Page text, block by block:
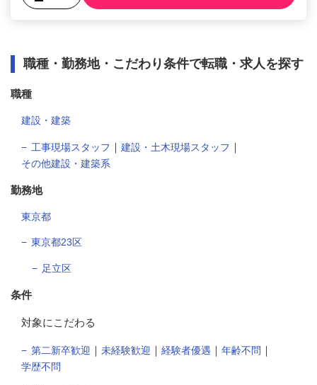
職種・勤務地・こだわり条件で転職・求人を探す
職種
建設・建築
工事現場スタッフ ｜ 建設・土木現場スタッフ ｜
その他建設・建築系
勤務地
東京都
東京都23区
足立区
条件
対象にこだわる
第二新卒歓迎 ｜ 未経験歓迎 ｜ 経験者優遇 ｜ 年齢不問 ｜
学歴不問